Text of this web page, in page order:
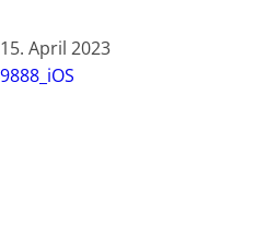
15. April 2023